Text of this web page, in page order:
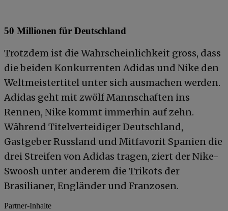
50 Millionen für Deutschland
Trotzdem ist die Wahrscheinlichkeit gross, dass
die beiden Konkurrenten Adidas und Nike den
Weltmeistertitel unter sich ausmachen werden.
Adidas geht mit zwölf Mannschaften ins
Rennen, Nike kommt immerhin auf zehn.
Während Titelverteidiger Deutschland,
Gastgeber Russland und Mitfavorit Spanien die
drei Streifen von Adidas tragen, ziert der Nike-
Swoosh unter anderem die Trikots der
Brasilianer, Engländer und Franzosen.
Partner-Inhalte